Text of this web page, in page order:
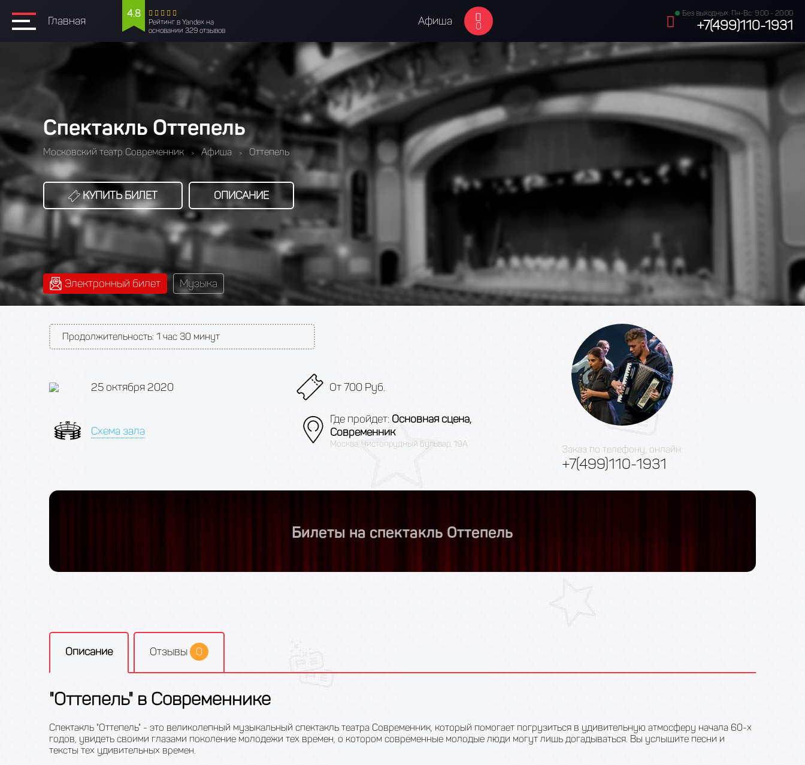
Главная
4.8
Рейтинг в Yandex на
основании 329 отзывов
Афиша 0
Без выходных: Пн-Вс: 9:00 - 20:00
+7(499)110-1931
Спектакль Оттепель
Московский театр Современник > Афиша > Оттепель
КУПИТЬ БИЛЕТ ОПИСАНИЕ
Электронный билет Музыка
Продолжительность: 1 час 30 минут
25 октября 2020 От 700 Руб.
Схема зала
Где пройдет: Основная сцена,
Современник
Москва, Чистопрудный бульвар, 19А Заказ по телефону, онлайн:
+7(499)110-1931
Билеты на спектакль Оттепель
Описание Отзывы 0
"Оттепель" в Современнике
Спектакль "Оттепель" - это великолепный музыкальный спектакль театра Современник, который помогает погрузиться в удивительную атмосферу начала 60-х
годов, увидеть своими глазами поколение молодежи тех времен, о котором современные молодые люди могут лишь догадываться. Вы услышите песни и
тексты тех удивительных времен.